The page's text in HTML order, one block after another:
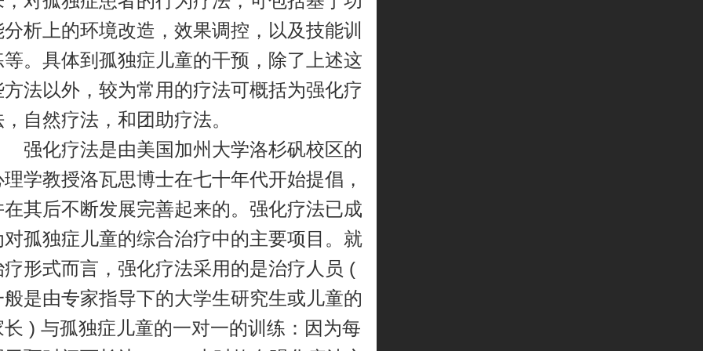
分析上的环境改造，效果调控，以及技能训
等。具体到孤独症儿童的干预，除了上述这
方法以外，较为常用的疗法可概括为强化疗
，自然疗法，和团助疗法。
化疗法是由美国加州大学洛杉矾校区的
理学教授洛瓦思博士在七十年代开始提倡，
在其后不断发展完善起来的。强化疗法已成
对孤独症儿童的综合治疗中的主要项目。就
疗形式而言，强化疗法采用的是治疗人员 (
般是由专家指导下的大学生研究生或儿童的
长 ) 与孤独症儿童的一对一的训练：因为每